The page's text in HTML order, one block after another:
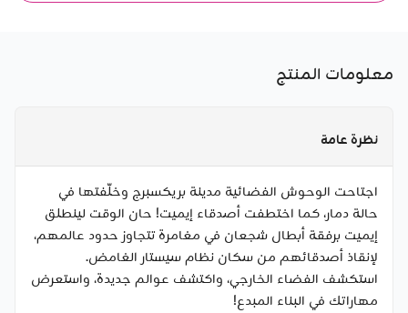
معلومات المنتج
نظرة عامة
اجتاحت الوحوش الفضائية مدينة بريكسبرج وخلّفتها في
حالة دمار، كما اختطفت أصدقاء إيميت! حان الوقت لينطلق
إيميت برفقة أبطال شجعان في مغامرة تتجاوز حدود عالمهم،
لإنقاذ أصدقائهم من سكان نظام سيستار الغامض.
استكشف الفضاء الخارجي، واكتشف عوالم جديدة، واستعرض
مهاراتك في البناء المبدع!